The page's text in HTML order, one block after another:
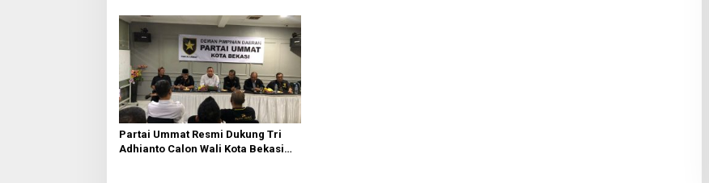
Partai Ummat Resmi Dukung Tri
Adhianto Calon Wali Kota Bekasi